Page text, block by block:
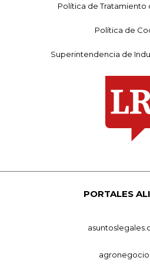
Política de Tratamiento
Política de
Superintendencia de
PORTALES